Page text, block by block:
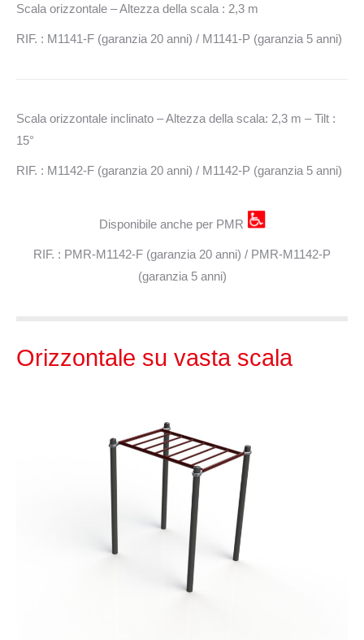
Scala orizzontale – Altezza della scala : 2,3 m
RIF. : M1141-F (garanzia 20 anni) / M1141-P (garanzia 5 anni)
Scala orizzontale inclinato – Altezza della scala: 2,3 m – Tilt :
15°
RIF. : M1142-F (garanzia 20 anni) / M1142-P (garanzia 5 anni)
Disponibile anche per PMR
RIF. : PMR-M1142-F (garanzia 20 anni) / PMR-M1142-P
(garanzia 5 anni)
Orizzontale su vasta scala